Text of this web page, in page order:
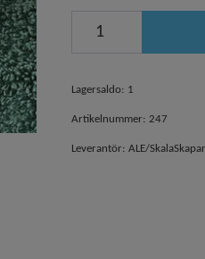
Lagersaldo: 1
Artikelnummer: 247
Leverantör: ALE/SkalaSkapar